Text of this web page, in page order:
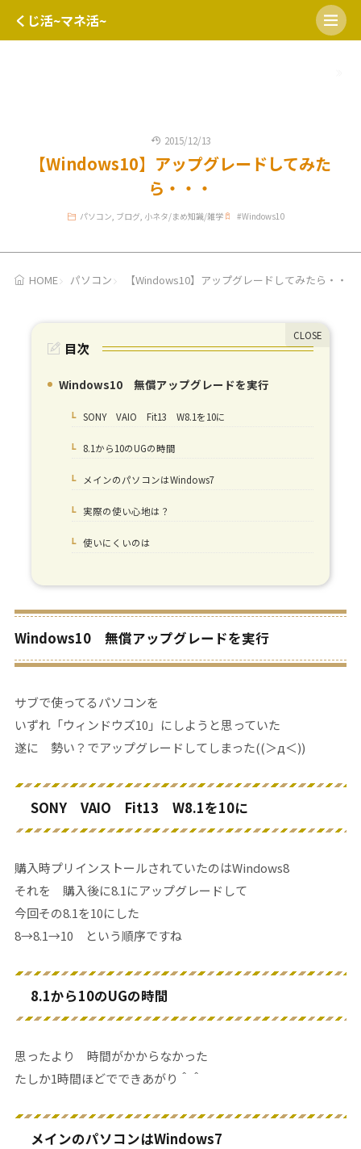
くじ活~マネ活~
2015/12/13
【Windows10】アップグレードしてみた
ら・・・
パソコン, ブログ, 小ネタ/まめ知識/雑学 #Windows10
HOME パソコン 【Windows10】アップグレードしてみたら・・・
目次
1.
Windows10 無償アップグレードを実行
1-1.SONY VAIO Fit13 W8.1を10に
1-2.8.1から10のUGの時間
1-3.メインのパソコンはWindows7
1-4.実際の使い心地は？
1-5.使いにくいのは
Windows10 無償アップグレードを実行
サブで使ってるパソコンを
いずれ「ウィンドウズ10」にしようと思っていた
遂に 勢い？でアップグレードしてしまった((＞д＜))
SONY VAIO Fit13 W8.1を10に
購入時プリインストールされていたのはWindows8
それを 購入後に8.1にアップグレードして
今回その8.1を10にした
8→8.1→10 という順序ですね
8.1から10のUGの時間
思ったより 時間がかからなかった
たしか1時間ほどでできあがり＾＾
メインのパソコンはWindows7